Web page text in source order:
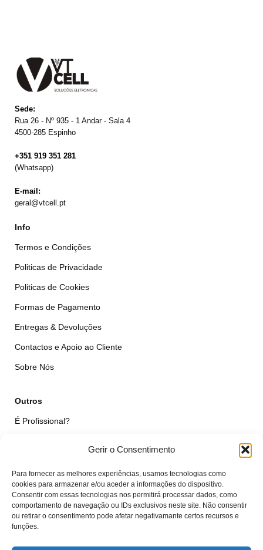
Gerir o Consentimento
Para fornecer as melhores experiências, usamos tecnologias como
cookies para armazenar e/ou aceder a informações do dispositivo.
Consentir com essas tecnologias nos permitirá processar dados, como
comportamento de navegação ou IDs exclusivos neste site. Não consentir
ou retirar o consentimento pode afetar negativamante certos recursos e
funções.
Sede:
Rua 26 - Nº 935 - 1 Andar - Sala 4
4500-285 Espinho
+351 919 351 281
(Whatsapp)
E-mail:
geral@vtcell.pt
Info
Termos e Condições
Politicas de Privacidade
Politicas de Cookies
Formas de Pagamento
Entregas & Devoluções
Contactos e Apoio ao Cliente
Sobre Nós
Outros
É Profissional?
Qualidade das Peças
Minha Conta